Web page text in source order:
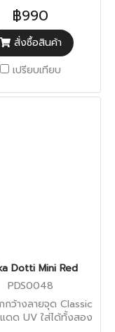
฿990
สั่งซื้อสินค้า
เปรียบเทียบ
Dotti Mini Red
PDS0048
กว้างลายจุด Classic
ดด UV ใส่ได้ทั้งสอง